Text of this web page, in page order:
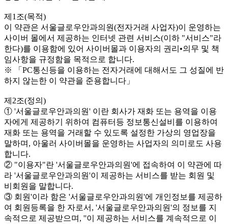
제1조(목적)
이 약관은 서울글로우안과의원(전자거래 사업자)이 운영하는
사이버 몰에서 제공하는 인터넷 관련 서비스(이하 "서비스"라
한다)를 이용함에 있어 사이버몰과 이용자의 권리•의무 및 책
임사항을 규정함을 목적으로 합니다.
※ 「PC통신등을 이용하는 전자거래에 대해서도 그 성질에 반
하지 않는한 이 약관을 준용합니다」
제2조(정의)
① '서울글로우안과의원' 이란 회사가 재화 또는 용역을 이용
자에게 제공하기 위하여 컴퓨터등 정보통신설비를 이용하여
재화 또는 용역을 거래할 수 있도록 설정한 가상의 영업장을
말하며, 아울러 사이버몰을 운영하는 사업자의 의미로도 사용
합니다.
② "이용자"란 '서울글로우안과의원'에 접속하여 이 약관에 따
라 '서울글로우안과의원'이 제공하는 서비스를 받는 회원 및
비회원을 말합니다.
③ 회원'이라 함은 '서울글로우안과의원'에 개인정보를 제공하
여 회원등록을 한 자로서, '서울글로우안과의원'의 정보를 지
속적으로 제공받으며, ''이 제공하는 서비스를 계속적으로 이